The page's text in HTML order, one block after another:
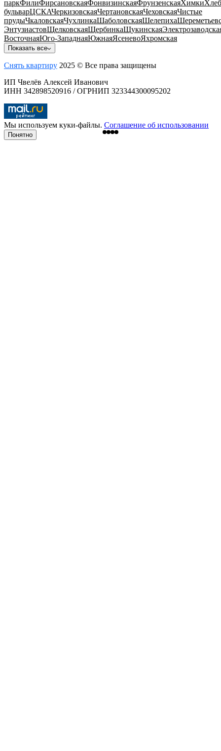
паркФилиФирсановскаяФонвизинскаяФрунзенскаяХимки
бульварЦСКАЧеркизовскаяЧертановскаяЧеховскаяЧистые
прудыЧкаловскаяЧухлинкаШаболовскаяШелепиха
ЭнтузиастовЩелковскаяЩербинкаЩукинская
ВосточнаяЮго-ЗападнаяЮжнаяЯсеневоЯхромская
Показать все
Снять квартиру 2025 © Все права защищены
ИП Чвелёв Алексей Иванович
ИНН 342898520916 / ОГРНИП 323344300095202
Мы используем куки-файлы. Соглашение об использовании
Понятно